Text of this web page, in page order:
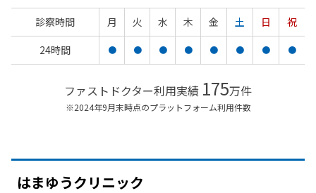
診察時間 月 火 水 木 金 土 日
祝
24時間
● ● ● ● ● ● ● ●
ファストドクター利用実績 175万件
※2024年9月末時点のプラットフォーム利用件数
はまゆうクリニック